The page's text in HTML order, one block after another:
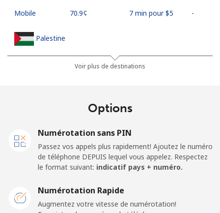
Mobile ⁦70.9¢⁩ 7 min pour ⁦$5⁩ -
Palestine
⁦27.9¢⁩ 17 min pour ⁦$5⁩
Ligne fixe
⁦19.9¢⁩ 25 min pour ⁦$5⁩
Papua New Guinea
Voir plus de destinations
Options
Numérotation sans PIN
Passez vos appels plus rapidement! Ajoutez le numéro
de téléphone DEPUIS lequel vous appelez. Respectez
le format suivant: indicatif pays + numéro.
Numérotation Rapide
Augmentez votre vitesse de numérotation!